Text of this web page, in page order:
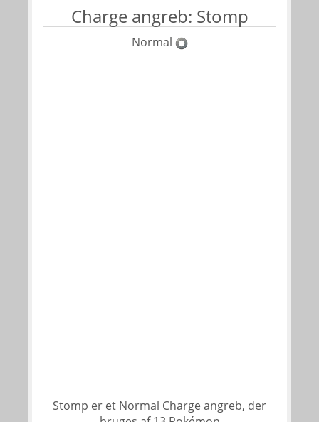
Charge angreb: Stomp
Normal
Stomp er et Normal Charge angreb, der